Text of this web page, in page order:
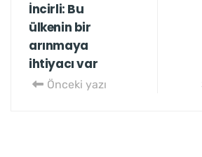
İncirli: Bu
ülkenin bir
arınmaya
ihtiyacı var
Önceki yazı